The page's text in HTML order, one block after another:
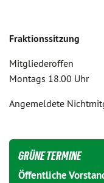
Fraktionssitzung
Mitgliederoffen
Montags 18.00 Uhr
Angemeldete
GRÜNE TERMINE
Öffentliche